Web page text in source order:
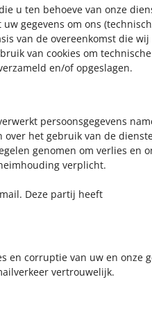
u ten behoeve van onze
gegevens om ons
van de overeenkomst die
van cookies om
en/of opgeslagen.
persoonsgegevens
het gebruik van de
genomen om verlies en
verplicht.
Deze partij heeft
corruptie van uw en onze
vertrouwelijk.